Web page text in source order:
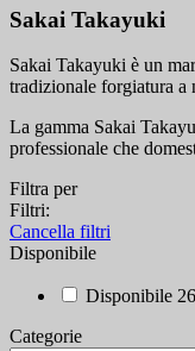
Sakai Takayuki
Sakai Takayuki è un
tradizionale forgiatura a
La gamma Sakai
professionale che
Filtra per
Filtri:
Cancella filtri
Disponibile
Disponibile 26
Categorie